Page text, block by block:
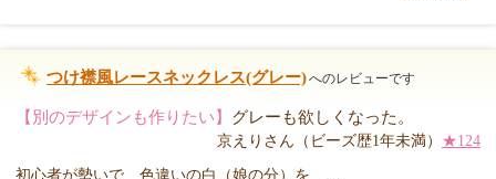
つけ襟風レースネックレス(グレー)へのレビューです
【別のデザインも作りたい】 グレーも欲しくなった。
京えりさん（ビーズ歴1年未満） ★124
初心者が勢いで 色違いの白（娘の分）を …